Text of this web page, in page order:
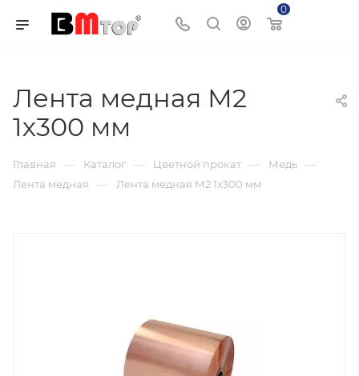
0
Лента медная М2
1х300 мм
Главная — Каталог — Цветной прокат — Медь —
Лента медная — Лента медная М2 1х300 мм